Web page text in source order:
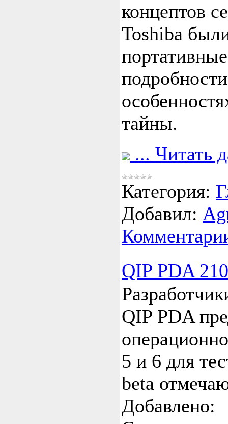
концептов
Toshiba
тайны.
... Читать
Категория:
Добавил:
QIP PDA
QIP PDA
5 и 6 для
beta
Добавлено: